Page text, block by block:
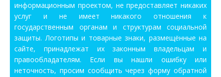
информационным проектом, не предоставляет никаких
услуг и не имеет никакого отношения к
государственным органам и структурам социальной
защиты. Логотипы и товарные знаки, размещённые на
сайте, принадлежат их законным владельцам и
правообладателям. Если вы нашли ошибку или
неточность, просим сообщить через форму обратной